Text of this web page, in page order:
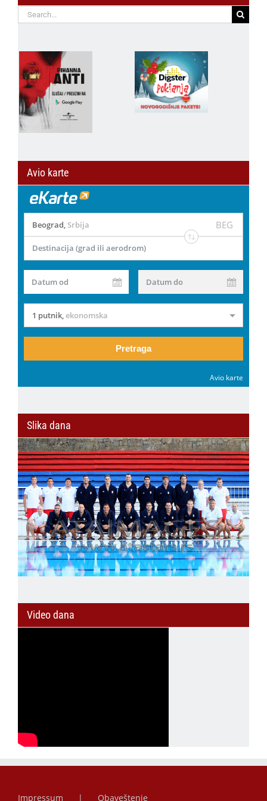
Search
for:
Avio karte
Beograd, Srbija BEG
Destinacija (grad ili aerodrom)
Datum od Datum do
1 putnik,ekonomska
Pretraga
Avio karte
Slika dana
Video dana
Impressum Obaveštenje